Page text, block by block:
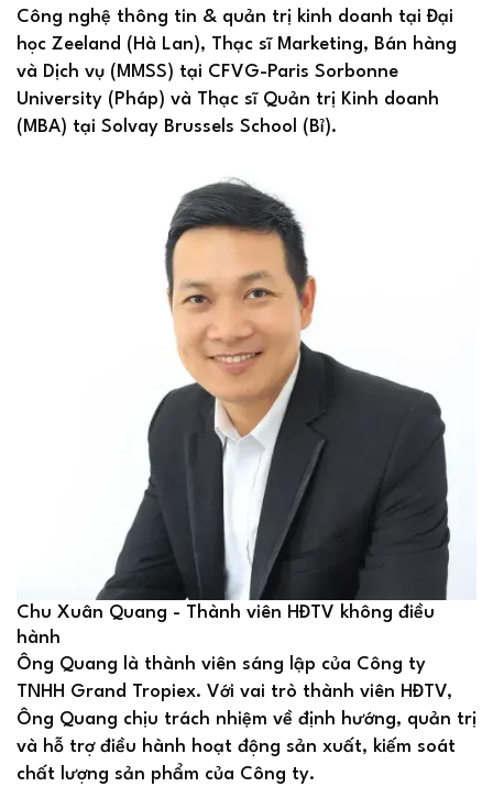
Công nghệ thông tin & quản trị kinh doanh tại Đại
học Zeeland (Hà Lan), Thạc sĩ Marketing, Bán hàng
và Dịch vụ (MMSS) tại CFVG-Paris Sorbonne
University (Pháp) và Thạc sĩ Quản trị Kinh doanh
(MBA) tại Solvay Brussels School (Bỉ).
Chu Xuân Quang - Thành viên HĐTV không điều
hành
Ông Quang là thành viên sáng lập của Công ty
TNHH Grand Tropiex. Với vai trò thành viên HĐTV,
Ông Quang chịu trách nhiệm về định hướng, quản trị
và hỗ trợ điều hành hoạt động sản xuất, kiếm soát
chất lượng sản phẩm của Công ty.